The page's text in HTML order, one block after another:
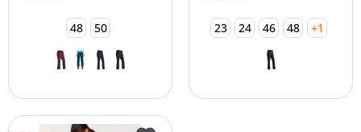
48 50 23 24 46 48 +1